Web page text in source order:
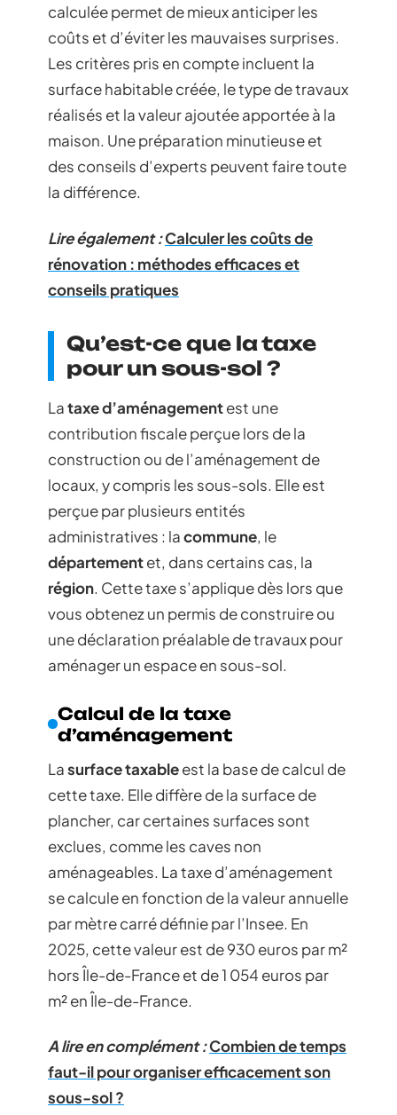
calculée permet de mieux anticiper les
coûts et d’éviter les mauvaises surprises.
Les critères pris en compte incluent la
surface habitable créée, le type de travaux
réalisés et la valeur ajoutée apportée à la
maison. Une préparation minutieuse et
des conseils d’experts peuvent faire toute
la différence.
Lire également :Calculer les coûts de
rénovation : méthodes efficaces et
conseils pratiques
Qu’est-ce que la taxe
pour un sous-sol ?
Lataxe d’aménagementest une
contribution fiscale perçue lors de la
construction ou de l’aménagement de
locaux, y compris les sous-sols. Elle est
perçue par plusieurs entités
administratives : lacommune, le
départementet, dans certains cas, la
région. Cette taxe s’applique dès lors que
vous obtenez un permis de construire ou
une déclaration préalable de travaux pour
aménager un espace en sous-sol.
Calcul de la taxe
d’aménagement
Lasurface taxableest la base de calcul de
cette taxe. Elle diffère de la surface de
plancher, car certaines surfaces sont
exclues, comme les caves non
aménageables. La taxe d’aménagement
se calcule en fonction de la valeur annuelle
par mètre carré définie par l’Insee. En
2025, cette valeur est de 930 euros par m²
hors Île-de-France et de 1 054 euros par
m² en Île-de-France.
A lire en complément :Combien de temps
faut-il pour organiser efficacement son
sous-sol ?